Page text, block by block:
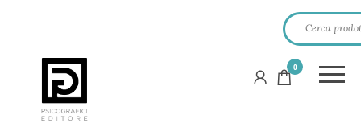
PSICOGRAFICI
EDITORE
0